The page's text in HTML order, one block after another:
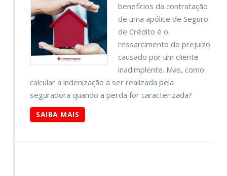
benefícios da contratação
de uma apólice de Seguro
de Crédito é o
ressarcimento do prejuízo
causado por um cliente
inadimplente. Mas, como
calcular a indenização a ser realizada pela
seguradora quando a perda for caracterizada?
SAIBA MAIS